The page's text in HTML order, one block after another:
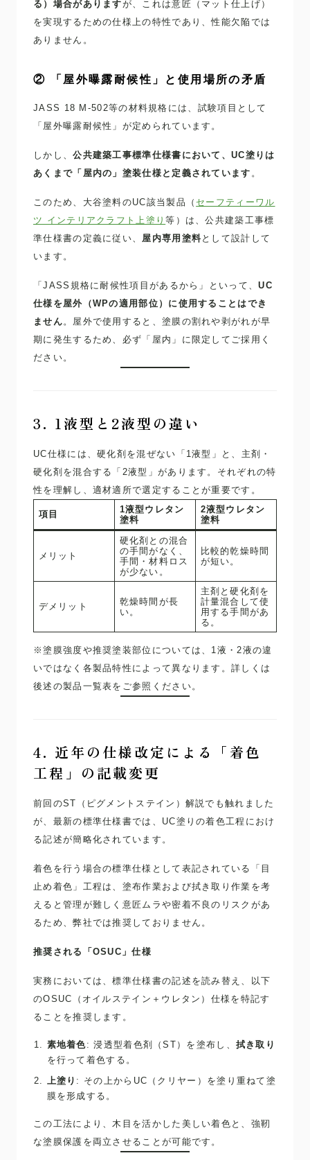
る）場合がありますが、これは意匠（マット仕上げ）
を実現するための仕様上の特性であり、性能欠陥では
ありません。
② 「屋外曝露耐候性」と使用場所の矛盾
JASS 18 M-502等の材料規格には、試験項目として
「屋外曝露耐候性」が定められています。
しかし、公共建築工事標準仕様書において、UC塗りは
あくまで「屋内の」塗装仕様と定義されています 。
このため、大谷塗料のUC該当製品（ セーフティーワル
ツ インテリアクラフト上塗り等）は、公共建築工事標
準仕様書の定義に従い、 屋内専用塗料として設計して
います。
「JASS規格に耐候性項目があるから」といって、UC
仕様を屋外（WPの適用部位）に使用することはでき
ません 。屋外で使用すると、塗膜の割れや剥がれが早
期に発生するため、必ず「屋内」に限定してご採用く
ださい。
3. 1液型と2液型の違い
UC仕様には、硬化剤を混ぜない「1液型」と、主剤・
硬化剤を混合する「2液型」があります。それぞれの特
性を理解し、適材適所で選定することが重要です。
項目
1液型ウレタン
塗料
2液型ウレタン
塗料
メリット
硬化剤との混合
の手間がなく、
手間・材料ロス
が少ない。
比較的乾燥時間
が短い。
デメリット
乾燥時間が長
い。
主剤と硬化剤を
計量混合して使
用する手間があ
る。
※塗膜強度や推奨塗装部位については、1液・2液の違
いではなく各製品特性によって異なります。詳しくは
後述の製品一覧表をご参照ください。
4. 近年の仕様改定による「着色
工程」の記載変更
前回のST（ピグメントステイン）解説でも触れました
が、最新の標準仕様書では、UC塗りの着色工程におけ
る記述が簡略化されています。
着色を行う場合の標準仕様として表記されている「目
止め着色」工程は、塗布作業および拭き取り作業を考
えると管理が難しく意匠ムラや密着不良のリスクがあ
るため、弊社では推奨しておりません。
推奨される「OSUC」仕様
実務においては、標準仕様書の記述を読み替え、以下
のOSUC（オイルステイン＋ウレタン）仕様を特記す
ることを推奨します。
素地着色: 浸透型着色剤（ST）を塗布し、 拭き取り
を行って着色する。
上塗り : その上からUC（クリヤー）を塗り重ねて塗
膜を形成する。
この工法により、木目を活かした美しい着色と、強靭
な塗膜保護を両立させることが可能です。